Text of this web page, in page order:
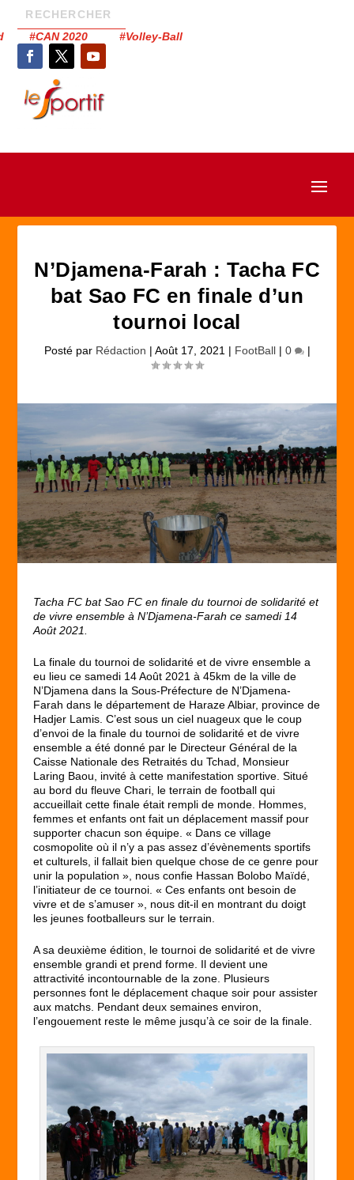
#CAN 2020 #Volley-Ball
N’Djamena-Farah : Tacha FC
bat Sao FC en finale d’un
tournoi local
Posté par Rédaction | Août 17, 2021 | FootBall| 0 |
Tacha FC bat Sao FC en finale du tournoi de solidarité et
de vivre ensemble à N’Djamena-Farah ce samedi 14
Août 2021.
La finale du tournoi de solidarité et de vivre ensemble a
eu lieu ce samedi 14 Août 2021 à 45km de la ville de
N’Djamena dans la Sous-Préfecture de N’Djamena-
Farah dans le département de Haraze Albiar, province de
Hadjer Lamis. C’est sous un ciel nuageux que le coup
d’envoi de la finale du tournoi de solidarité et de vivre
ensemble a été donné par le Directeur Général de la
Caisse Nationale des Retraités du Tchad, Monsieur
Laring Baou, invité à cette manifestation sportive. Situé
au bord du fleuve Chari, le terrain de football qui
accueillait cette finale était rempli de monde. Hommes,
femmes et enfants ont fait un déplacement massif pour
supporter chacun son équipe. « Dans ce village
cosmopolite où il n’y a pas assez d’évènements sportifs
et culturels, il fallait bien quelque chose de ce genre pour
unir la population », nous confie Hassan Bolobo Maïdé,
l’initiateur de ce tournoi. « Ces enfants ont besoin de
vivre et de s’amuser », nous dit-il en montrant du doigt
les jeunes footballeurs sur le terrain.
A sa deuxième édition, le tournoi de solidarité et de vivre
ensemble grandi et prend forme. Il devient une
attractivité incontournable de la zone. Plusieurs
personnes font le déplacement chaque soir pour assister
aux matchs. Pendant deux semaines environ,
l’engouement reste le même jusqu’à ce soir de la finale.